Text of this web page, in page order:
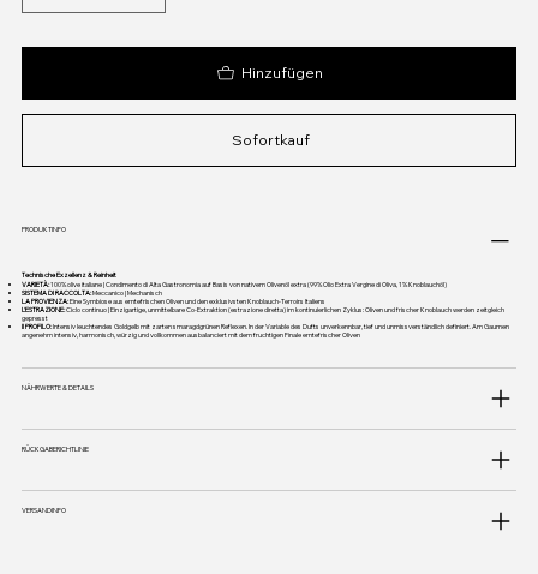
Hinzufügen
Sofortkauf
PRODUKTINFO
Technische Exzellenz & Reinheit
VARIETÀ:100% olive italiane | Condimento di Alta Gastronomia auf Basis von nativem Olivenöl extra (99% Olio Extra Vergine di Oliva, 1% Knoblauchöl)
SISTEMA DI RACCOLTA:Meccanico | Mechanisch
LA PROVIENZA:Eine Symbiose aus erntefrischen Oliven und den exklusivsten Knoblauch-Terroirs Italiens
L'ESTRAZIONE:Ciclo continuo | Einzigartige, unmittelbare Co-Extraktion (estrazione diretta) im kontinuierlichen Zyklus: Oliven und frischer Knoblauch werden zeitgleich
gepresst
Il PROFILO:Intensiv leuchtendes Goldgelb mit zarten smaragdgrünen Reflexen. In der Variable des Dufts unverkennbar, tief und unmissverständlich definiert. Am Gaumen
angenehm intensiv, harmonisch, würzig und vollkommen ausbalanciert mit dem fruchtigen Finale erntefrischer Oliven
NÄHRWERTE & DETAILS
RÜCKGABERICHTLINIE
VERSANDINFO